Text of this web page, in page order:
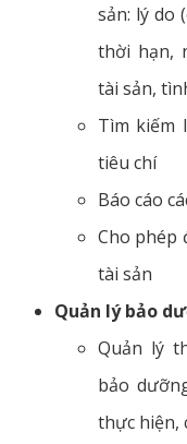
sản: lý do
thời hạn,
tài sản,
Tìm kiếm
tiêu chí
Báo cáo
Cho phép
tài sản
Quản lý bảo
Quản lý
bảo
thực hiện,